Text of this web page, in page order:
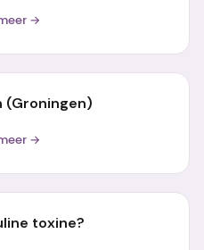
→
(Groningen)
→
toxine?